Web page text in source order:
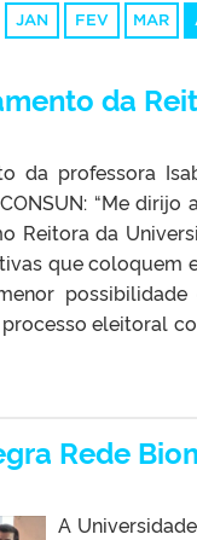
JAN FEV MAR
da
da professora
“Me
Reitora da
que coloquem
eleitoral
Rede
A